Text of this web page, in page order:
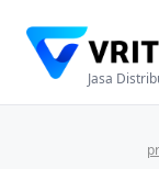
Jasa